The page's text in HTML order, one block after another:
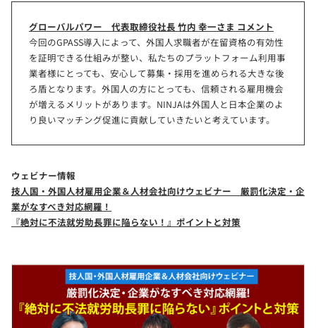
グローバルパワー 代表取締役社長 竹内 幸一さま コメント
今回のGPASS導入によって、外国人求職者が在留資格の有効性
を証明できる仕組みが整い、私たちのプラットフォーム利用事
業者様にとっても、安心して募集・採用を進められる大きな後
ろ盾となります。外国人の方にとっても、信頼される雇用機会
が増えるメリットがあります。NINJAは外国人と日本企業のよ
り良いマッチング促進に貢献していきたいと考えています。
ウェビナー情報
技人国・外国人材雇用企業＆人材会社向けウェビナー 厳罰化決定・企
業がなすべき対応網羅！
『絶対に不法就労助長罪に陥らない！』ポイントと対策